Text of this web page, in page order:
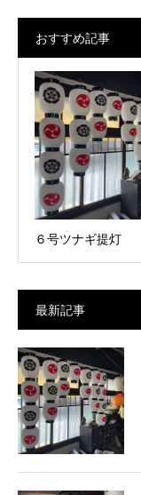
おすすめ記事
６号ツナギ提灯
最新記事